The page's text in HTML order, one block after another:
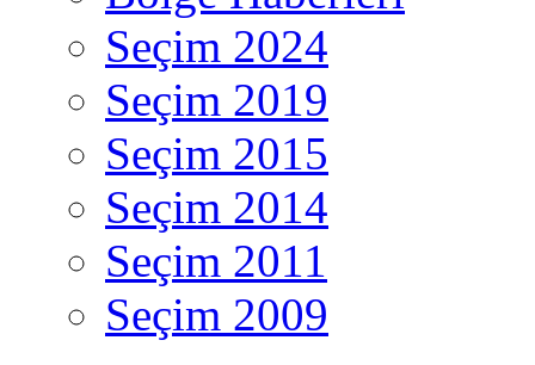
Seçim 2024
Seçim 2019
Seçim 2015
Seçim 2014
Seçim 2011
Seçim 2009